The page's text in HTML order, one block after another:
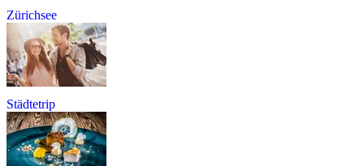
Zürichsee
Städtetrip